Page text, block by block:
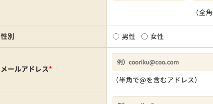
（全
性別 男性 女性
メールアドレス*
（半角で@を含むアドレス）